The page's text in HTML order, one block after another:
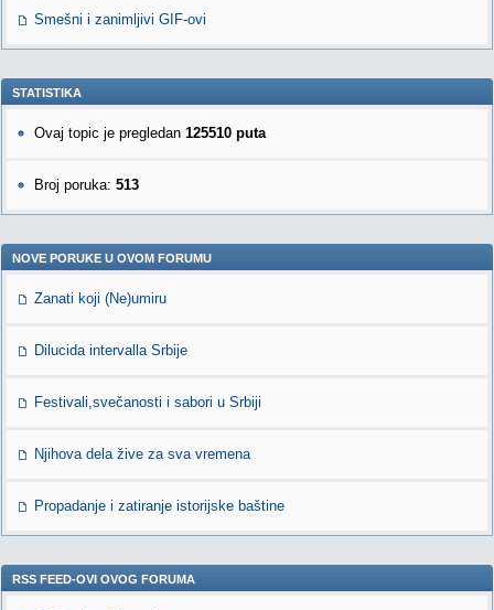
Smešni i zanimljivi GIF-ovi
STATISTIKA
Ovaj topic je pregledan 125510 puta
Broj poruka: 513
NOVE PORUKE U OVOM FORUMU
Zanati koji (Ne)umiru
Dilucida intervalla Srbije
Festivali,svečanosti i sabori u Srbiji
Njihova dela žive za sva vremena
Propadanje i zatiranje istorijske baštine
RSS FEED-OVI OVOG FORUMA